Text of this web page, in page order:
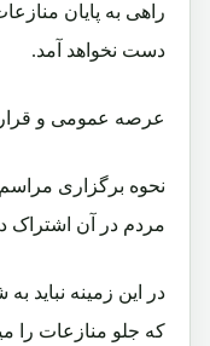
راهی به پایان
دست نخواهد آمد.
عرصه عمومی و
نحوه برگزاری
مردم در آن اشتراک
در این زمینه نباید
که جلو منازعات را